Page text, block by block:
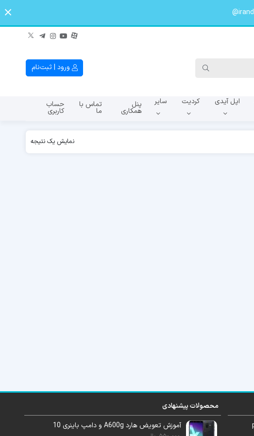
ورود | ثبت‌نام
اپل آیدی کردیت سایر پنل
همکاری
تماس با
ما
حساب
کاربری
نمایش یک نتیجه
محصولات پیشنهادی
آموزش تعویض هارد A600g و دامپ باینری 10